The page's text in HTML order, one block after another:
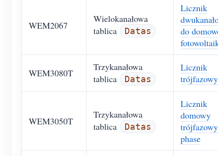
WEM2067
Wielokanałowa
tablica
Datas
Licznik
do
WEM3080T
Trzykanałowa
tablica
Datas
Licznik
trójfazowy
WEM3050T
Trzykanałowa
tablica
Datas
Licznik
domowy
phase